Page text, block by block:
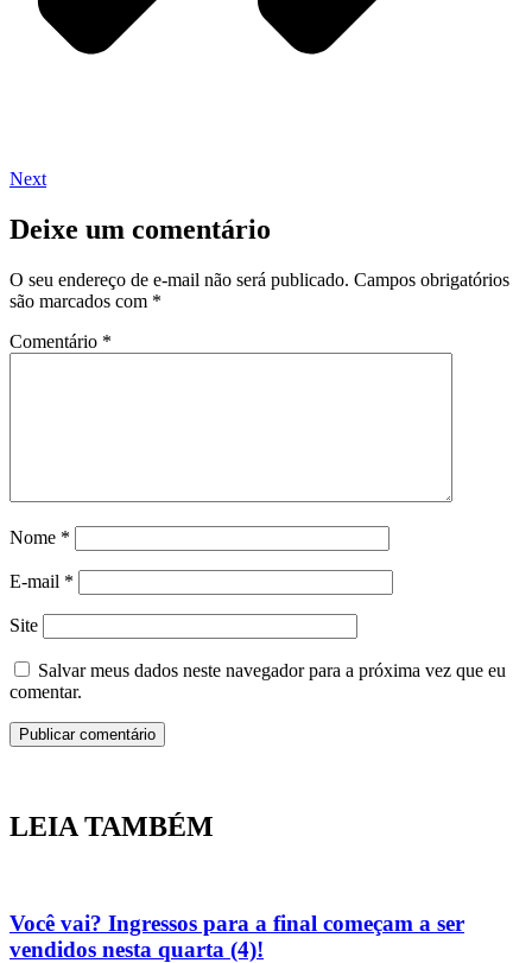
Next
Deixe um comentário
O seu endereço de e-mail não será publicado. Campos obrigatórios
são marcados com *
Comentário *
Nome *
E-mail *
Site
Salvar meus dados neste navegador para a próxima vez que eu
comentar.
LEIA TAMBÉM
Você vai? Ingressos para a final começam a ser
vendidos nesta quarta (4)!